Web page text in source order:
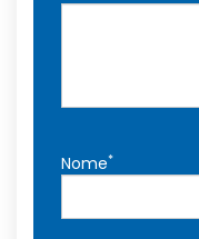
Nome*